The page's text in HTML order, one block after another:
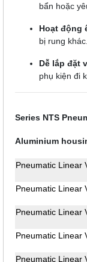
bẩn hoặc
Hoạt động
bị rung khác.
Dễ lắp đặt
phụ kiện đi
Series NTS
Aluminium
Pneumatic Linear
Pneumatic Linear
Pneumatic Linear
Pneumatic Linear
Pneumatic Linear